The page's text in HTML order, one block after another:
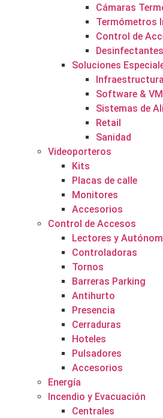
Cámaras
Termómetros
Control de
Desinfectantes
Soluciones
Software &
Sistemas de
Retail
Sanidad
Videoporteros
Kits
Placas de calle
Monitores
Accesorios
Control de Accesos
Lectores y
Controladoras
Tornos
Barreras Parking
Antihurto
Presencia
Cerraduras
Hoteles
Pulsadores
Accesorios
Energía
Incendio y Evacuación
Centrales